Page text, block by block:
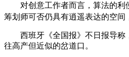
对创意工作者而言，算法的利
筹划师可否仍具有逍遥表达的空间 
西班牙《全国报》不日报导称
往高产但近似的岔道口。